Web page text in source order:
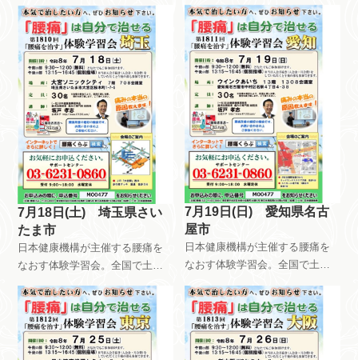
上開催しています。午前中はだ
れが参加しても無料です。午後
は会員限定で開催しています。
自分で慢性痛を治すためのメン
テナンス方法を指導していま
す。
上開催しています。午前中はだ
れが参加しても無料です。午後
は会員限定で開催しています。
自分で慢性痛を治すためのメン
テナンス方法を指導していま
す。
7月18日(土) 埼玉県さい
たま市
日本健康機構が主催する腰痛を
なおす体験学習会。全国で土曜
上開催しています。午前中はだ
れが参加しても無料です。午後
は会員限定で開催しています。
自分で慢性痛を治すためのメン
7月19日(日) 愛知県名古
屋市
日本健康機構が主催する腰痛を
なおす体験学習会。全国で土曜
上開催しています。午前中はだ
れが参加しても無料です。午後
は会員限定で開催しています。
自分で慢性痛を治すためのメン